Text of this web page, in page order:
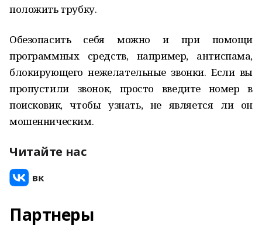
положить трубку.
Обезопасить себя можно и при помощи
программных средств, например, антиспама,
блокирующего нежелательные звонки. Если вы
пропустили звонок, просто введите номер в
поисковик, чтобы узнать, не является ли он
мошенническим.
Читайте нас
Партнеры